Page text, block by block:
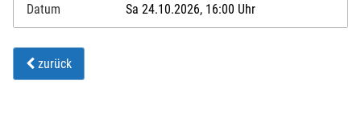
Datum Sa 24.10.2026, 16:00 Uhr
zurück